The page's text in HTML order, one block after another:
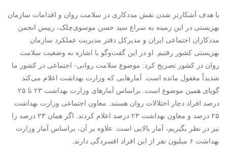
با هدف آشکارتر شدن نقش مددکاری در سلامت روان و اقدامات سازمان
بهزیستی در این زمینه به سراغ سید حسن موسوی‌چلک، رییس انجمن
مددکاران اجتماعی ایران و مدیرکل دفتر مدیریت عملکرد سازمان
بهزیستی کشور رفتیم. او در این گفت‌و‌گو با اشاره به وضعیت سلامت
روان در کشور تصریح کرد: موضوع سلامت روانی- اجتماعی در کشور ما
شدیداً مغفول مانده است. آمارهایی که وزارت بهداشت اعلام می‌کند
گویای همین موضوع است. براساس آمارهای وزارت بهداشت ۲۳ تا ۲۵
درصد افراد دچار اختلالات روان هستند. معاون اجتماعی وزارت بهداشت
۲۵ درصد و معاون بهداشت ۲۳ درصد اعلام کردند. اگر همان ۲۳ درصد را
نیز در نظر بگیریم، آمار بالایی است. علاوه بر آن، براساس آمار وزارت
بهداشت ۶ میلیون نفر از این افراد افسردگی دارند.